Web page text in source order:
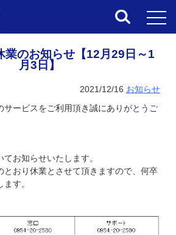
業のお知らせ【12月29日～1
月3日】
2021/12/16 お知らせ
サービスをご利用頂き誠にありがとうご
お知らせいたします。
とおり休業とさせて頂きますので、何卒
す。